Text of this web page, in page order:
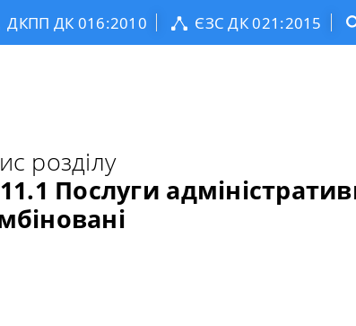
ДКПП ДК 016:2010 ЄЗС ДК 021:2015
розділу
Послуги